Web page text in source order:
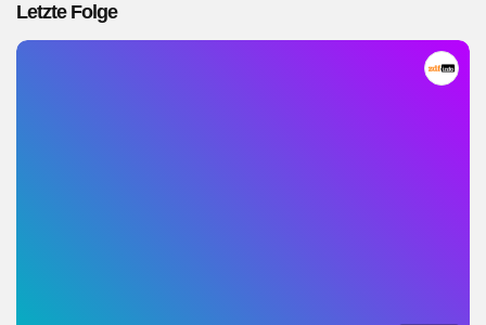
Letzte Folge